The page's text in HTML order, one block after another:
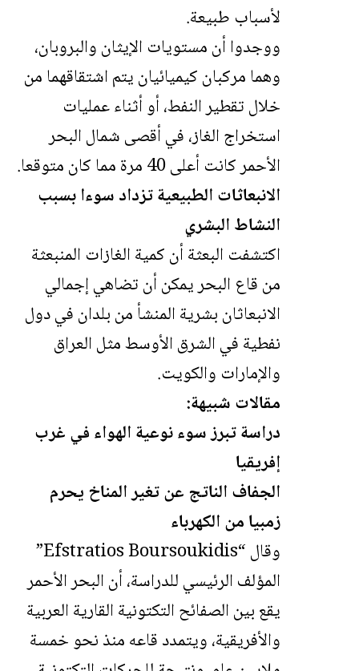
لأسباب طبيعة.
ووجدوا أن مستويات الإيثان والبروبان،
وهما مركبان كيميائيان يتم اشتقاقهما من
خلال تقطير النفط، أو أثناء عمليات
استخراج الغاز، في أقصى شمال البحر
الأحمر كانت أعلى 40 مرة مما كان متوقعا.
الانبعاثات الطبيعية تزداد سوءا بسبب
النشاط البشري
اكتشفت البعثة أن كمية الغازات المنبعثة
من قاع البحر يمكن أن تضاهي إجمالي
الانبعاثان بشرية المنشأ من بلدان في دول
نفطية في الشرق الأوسط مثل العراق
والإمارات والكويت.
مقالات شبيهة:
دراسة تبرز سوء نوعية الهواء في غرب
إفريقيا
الجفاف الناتج عن تغير المناخ يحرم
زمبيا من الكهرباء
وقال “Efstratios Boursoukidis”
المؤلف الرئيسي للدراسة، أن البحر الأحمر
يقع بين الصفائح التكتونية القارية العربية
والأفريقية، ويتمدد قاعه منذ نحو خمسة